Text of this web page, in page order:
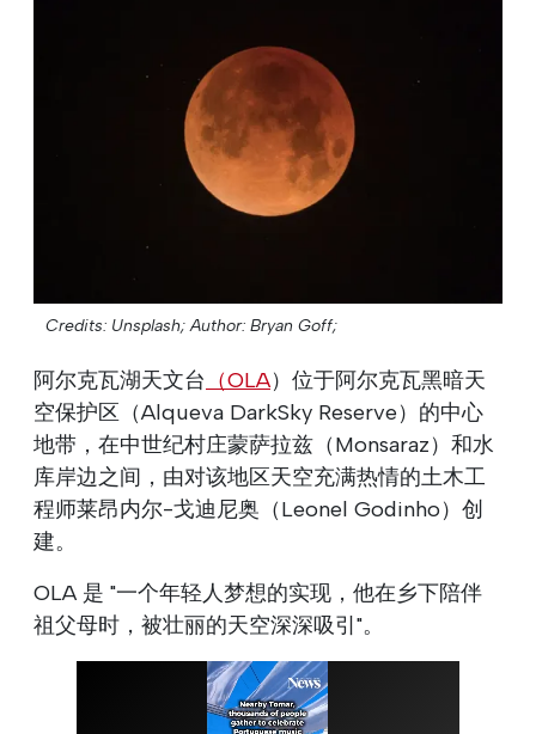
Credits: Unsplash; Author: Bryan Goff;
阿尔克瓦湖天文台 （OLA）位于阿尔克瓦黑暗天
空保护区（Alqueva DarkSky Reserve）的中心
地带，在中世纪村庄蒙萨拉兹（Monsaraz）和水
库岸边之间，由对该地区天空充满热情的土木工
程师莱昂内尔-戈迪尼奥（Leonel Godinho）创
建。
OLA 是 "一个年轻人梦想的实现，他在乡下陪伴
祖父母时，被壮丽的天空深深吸引"。